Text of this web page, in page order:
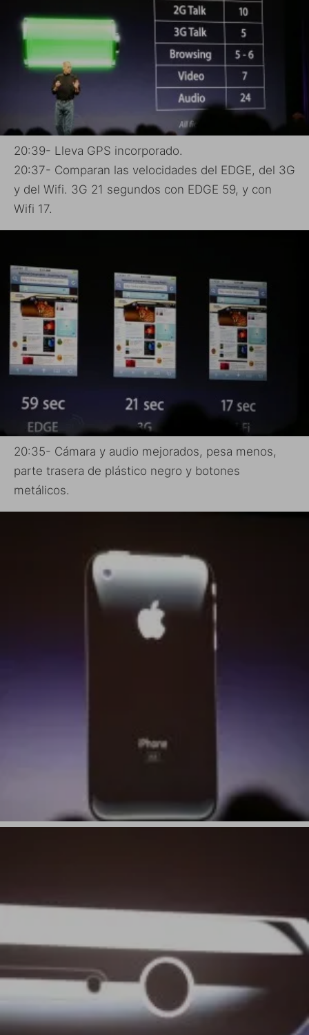
20:39- Lleva GPS incorporado.
20:37- Comparan las velocidades del EDGE, del 3G
y del Wifi. 3G 21 segundos con EDGE 59, y con
Wifi 17.
20:35- Cámara y audio mejorados, pesa menos,
parte trasera de plástico negro y botones
metálicos.